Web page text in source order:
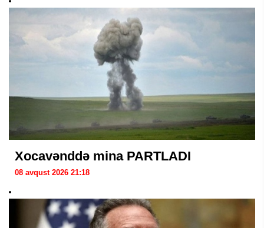
Xocavənddə mina PARTLADI
08 avqust 2026 21:18